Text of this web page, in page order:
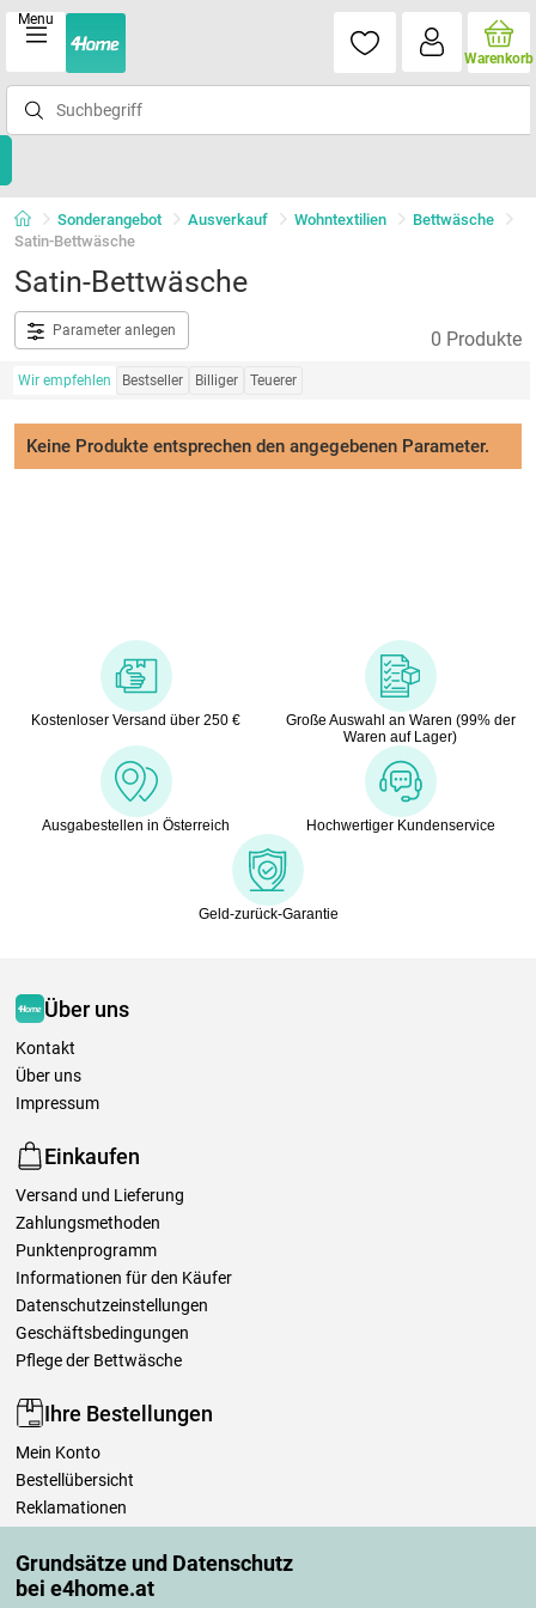
Grundsätze und Datenschutz
bei e4home.at
Menu
Warenkorb
Sonderangebot Ausverkauf Wohntextilien
Bettwäsche
Satin-Bettwäsche
Satin-Bettwäsche
Parameter anlegen 0 Produkte
Wir empfehlen Bestseller Billiger Teuerer
Keine Produkte entsprechen den angegebenen Parameter.
Kostenloser Versand über 250 €
Große Auswahl an Waren (99% der
Waren auf Lager)
Ausgabestellen in Österreich Hochwertiger Kundenservice
Geld-zurück-Garantie
Über uns
Kontakt
Über uns
Impressum
Einkaufen
Versand und Lieferung
Zahlungsmethoden
Punktenprogramm
Informationen für den Käufer
Datenschutzeinstellungen
Geschäftsbedingungen
Pflege der Bettwäsche
Ihre Bestellungen
Mein Konto
Bestellübersicht
Reklamationen
Einfach mehr wissen
Richtlinien zur Verarbeitung von Bewertungen